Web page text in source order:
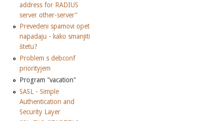
address for RADIUS
server other-server"
Prevedeni spamovi opet
napadaju - kako smanjiti
štetu?
Problem s debconf
priorityjem
Program "vacation"
SASL - Simple
Authentication and
Security Layer